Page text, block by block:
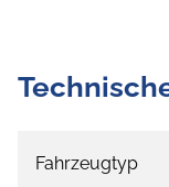
Fahrzeugtyp